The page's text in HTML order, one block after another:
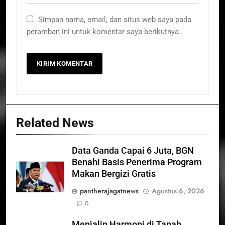
Simpan nama, email, dan situs web saya pada
peramban ini untuk komentar saya berikutnya.
Related News
Data Ganda Capai 6 Juta, BGN
Benahi Basis Penerima Program
Makan Bergizi Gratis
pantherajagatnews
Agustus 6, 2026
0